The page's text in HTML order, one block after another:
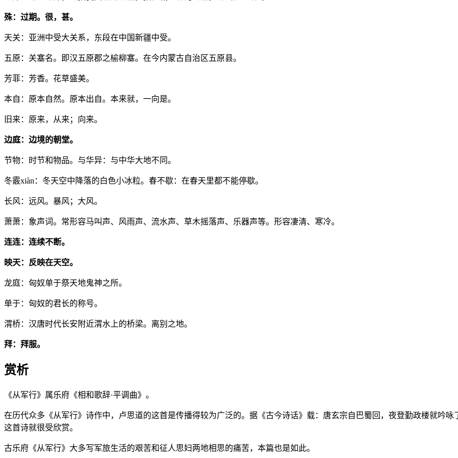
殊：过期。很，甚。
天关：亚洲中受大关系，东段在中国新疆中受。
五原：关塞名。即汉五原郡之榆柳塞。在今内蒙古自治区五原县。
芳菲：芳香。花草盛美。
本自：原本自然。原本出自。本来就，一向是。
旧来：原来，从来；向来。
边庭：边境的朝堂。
节物：时节和物品。与华异：与中华大地不同。
冬霰xiàn：冬天空中降落的白色小冰粒。春不歇：在春天里都不能停歇。
长风：远风。暴风；大风。
萧萧：象声词。常形容马叫声、风雨声、流水声、草木摇落声、乐器声等。形容凄清、寒冷。
连连：连续不断。
映天：反映在天空。
龙庭：匈奴单于祭天地鬼神之所。
单于：匈奴的君长的称号。
渭桥：汉唐时代长安附近渭水上的桥梁。离别之地。
拜：拜服。
赏析
《从军行》属乐府《相和歌辞·平调曲》。
在历代众多《从军行》诗作中，卢思道的这首是传播得较为广泛的。据《古今诗话》载：唐玄宗自巴蜀回，夜登勤政楼就吟
这首诗就很受欣赏。
古乐府《从军行》大多写军旅生活的艰苦和征人思妇两地相思的痛苦，本篇也是如此。